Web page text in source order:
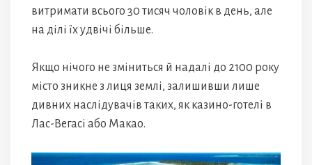
витримати всього 30 тисяч чоловік в день, але
на ділі їх удвічі більше.
Якщо нічого не зміниться й надалі до 2100 року
місто зникне з лиця землі, залишивши лише
дивних наслідувачів таких, як казино-готелі в
Лас-Вегасі або Макао.